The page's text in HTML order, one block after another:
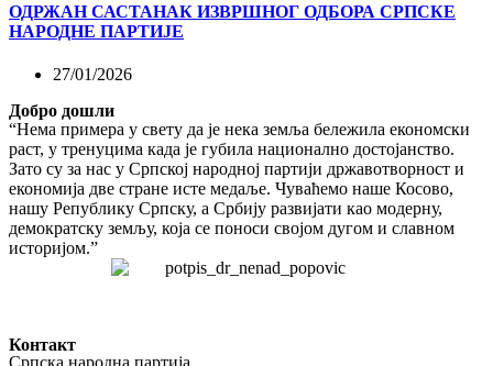
ОДРЖАН САСТАНАК ИЗВРШНОГ ОДБОРА СРПСКЕ
НАРОДНЕ ПАРТИЈЕ
27/01/2026
Добро дошли
“Нема примера у свету да је нека земља бележила економски
раст, у тренуцима када је губила национално достојанство.
Зато су за нас у Српској народној партији државотворност и
економија две стране исте медаље. Чуваћемо наше Косово,
нашу Републику Српску, а Србију развијати као модерну,
демократску земљу, која се поноси својом дугом и славном
историјом.”
Контакт
Српска народна партија